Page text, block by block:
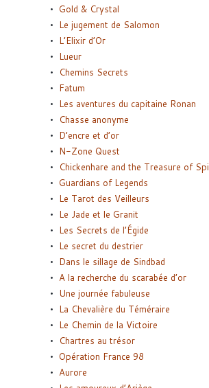
Gold & Crystal
Le jugement de Salomon
L’Elixir d’Or
Lueur
Chemins Secrets
Fatum
Les aventures du capitaine Ronan
Chasse anonyme
D’encre et d’or
N-Zone Quest
Chickenhare and the Treasure of
Guardians of Legends
Le Tarot des Veilleurs
Le Jade et le Granit
Les Secrets de l’Égide
Le secret du destrier
Dans le sillage de Sindbad
A la recherche du scarabée d’or
Une journée fabuleuse
La Chevalière du Téméraire
Le Chemin de la Victoire
Chartres au trésor
Opération France 98
Aurore